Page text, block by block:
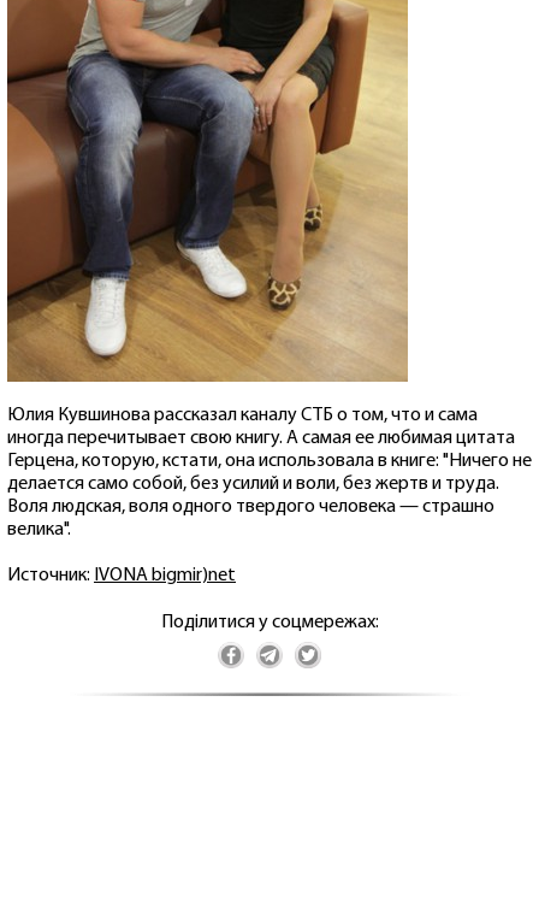
Юлия Кувшинова рассказал каналу СТБ о том, что и сама
иногда перечитывает свою книгу. А самая ее любимая цитата
Герцена, которую, кстати, она использовала в книге: "Ничего не
делается само собой, без усилий и воли, без жертв и труда.
Воля людская, воля одного твердого человека — страшно
велика".
Источник: IVONA bigmir)net
Поділитися у соцмережах: